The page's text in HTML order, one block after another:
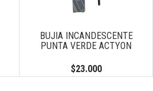
BUJIA INCANDESCENTE
PUNTA VERDE ACTYON
$23.000